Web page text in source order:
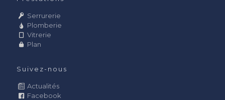
Serrurerie
Plomberie
Vitrerie
Plan
Suivez-nous
Actualités
Facebook